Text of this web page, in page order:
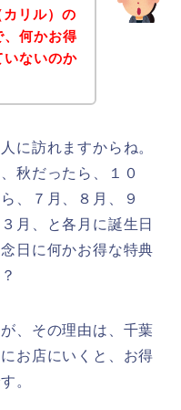
リル）の
、何かお得
いないのか
に訪れますからね。
秋だったら、１０
、７月、８月、９
月、と各月に誕生日
日に何かお得な特典
、その理由は、千葉
お店にいくと、お得
。